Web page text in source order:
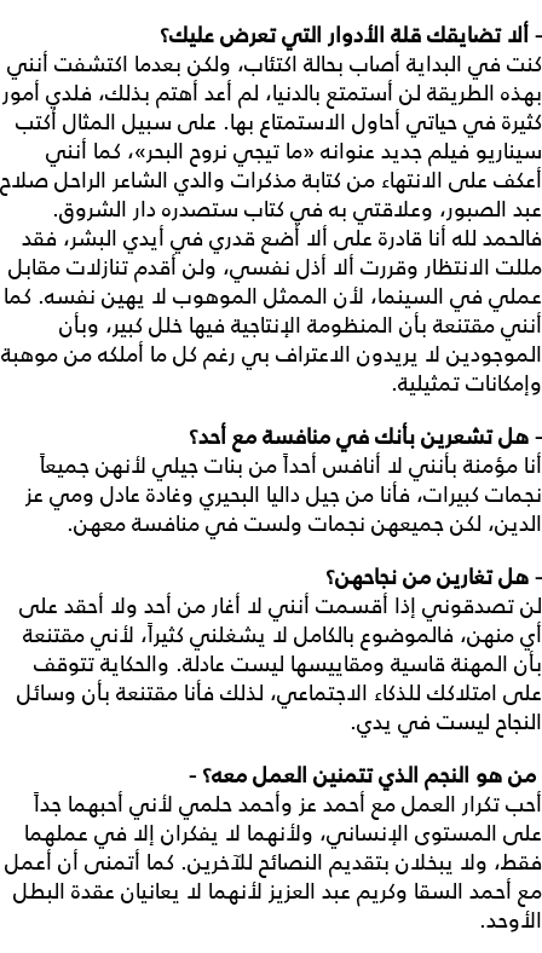
- ألا تضايقك قلة الأدوار التي تعرض عليك؟
كنت في البداية أصاب بحالة اكتئاب، ولكن بعدما اكتشفت أنني
بهذه الطريقة لن أستمتع بالدنيا، لم أعد أهتم بذلك، فلدي أمور
كثيرة في حياتي أحاول الاستمتاع بها. على سبيل المثال أكتب
سيناريو فيلم جديد عنوانه «ما تيجي نروح البحر»، كما أنني
أعكف على الانتهاء من كتابة مذكرات والدي الشاعر الراحل صلاح
عبد الصبور، وعلاقتي به في كتاب ستصدره دار الشروق.
فالحمد لله أنا قادرة على ألا أضع قدري في أيدي البشر، فقد
مللت الانتظار وقررت ألا أذل نفسي، ولن أقدم تنازلات مقابل
عملي في السينما، لأن الممثل الموهوب لا يهين نفسه. كما
أنني مقتنعة بأن المنظومة الإنتاجية فيها خلل كبير، وبأن
الموجودين لا يريدون الاعتراف بي رغم كل ما أملكه من موهبة
وإمكانات تمثيلية.
- هل تشعرين بأنك في منافسة مع أحد؟
أنا مؤمنة بأنني لا أنافس أحداً من بنات جيلي لأنهن جميعاً
نجمات كبيرات، فأنا من جيل داليا البحيري وغادة عادل ومي عز
الدين، لكن جميعهن نجمات ولست في منافسة معهن.
- هل تغارين من نجاحهن؟
لن تصدقوني إذا أقسمت أنني لا أغار من أحد ولا أحقد على
أي منهن، فالموضوع بالكامل لا يشغلني كثيراً، لأني مقتنعة
بأن المهنة قاسية ومقاييسها ليست عادلة. والحكاية تتوقف
على امتلاكك للذكاء الاجتماعي، لذلك فأنا مقتنعة بأن وسائل
النجاح ليست في يدي.
من هو النجم الذي تتمنين العمل معه؟ -
أحب تكرار العمل مع أحمد عز وأحمد حلمي لأني أحبهما جداً
على المستوى الإنساني، ولأنهما لا يفكران إلا في عملهما
فقط، ولا يبخلان بتقديم النصائح للآخرين. كما أتمنى أن أعمل
مع أحمد السقا وكريم عبد العزيز لأنهما لا يعانيان عقدة البطل
الأوحد.